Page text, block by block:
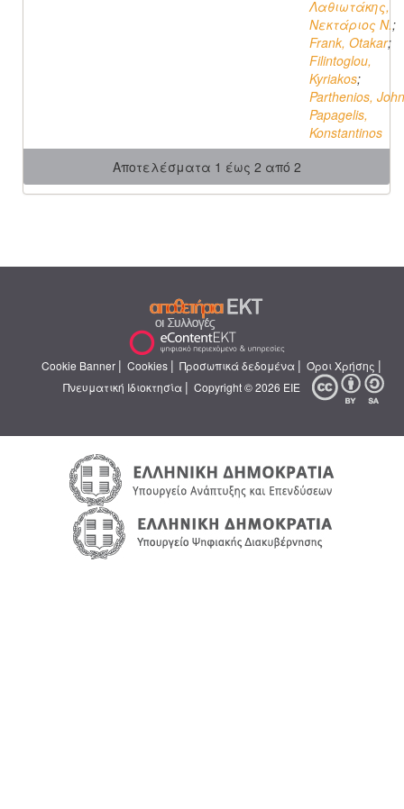
Λαθιωτάκης,
Νεκτάριος N.;
Frank, Otakar;
Filintoglou,
Kyriakos;
Parthenios, John
Papagelis,
Konstantinos
Αποτελέσματα 1 έως 2 από 2
Cookie Banner | Cookies | Προσωπικά δεδομένα | Όροι Χρήσης |
Πνευματική Ιδιοκτησία | Copyright © 2026 ΕΙΕ